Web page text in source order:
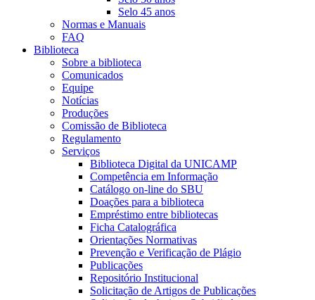
Selo 45 anos
Normas e Manuais
FAQ
Biblioteca
Sobre a biblioteca
Comunicados
Equipe
Notícias
Produções
Comissão de Biblioteca
Regulamento
Serviços
Biblioteca Digital da UNICAMP
Competência em Informação
Catálogo on-line do SBU
Doações para a biblioteca
Empréstimo entre bibliotecas
Ficha Catalográfica
Orientações Normativas
Prevenção e Verificação de Plágio
Publicações
Repositório Institucional
Solicitação de Artigos de Publicações